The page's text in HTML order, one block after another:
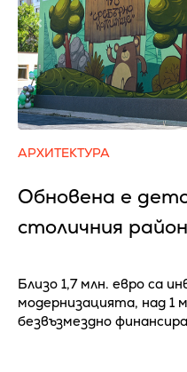
АРХИТЕКТУРА
Обновена е
столичния
Близо 1,7 млн. евро са
модернизацията, над 1
безвъзмездно